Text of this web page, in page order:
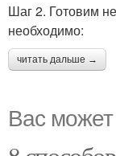
Шаг 2. Готовим
необходимо:
читать дальше →
Вас